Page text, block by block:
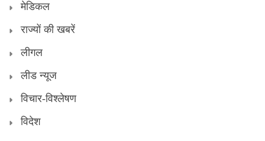
मेडिकल
राज्यों की खबरें
लीगल
लीड न्यूज
विचार-विश्लेषण
विदेश